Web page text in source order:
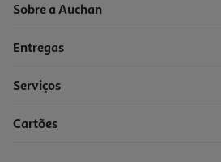
Sobre a Auchan
Entregas
Serviços
Cartões